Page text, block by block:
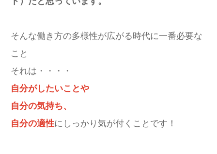
そんな働き方の多様性が広がる時代に一番必要な
こと
それは・・・・
自分がしたいことや
自分の気持ち、
自分の適性にしっかり気が付くことです！